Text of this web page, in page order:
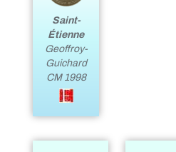
Saint-
Étienne
Geoffroy-
Guichard
CM 1998